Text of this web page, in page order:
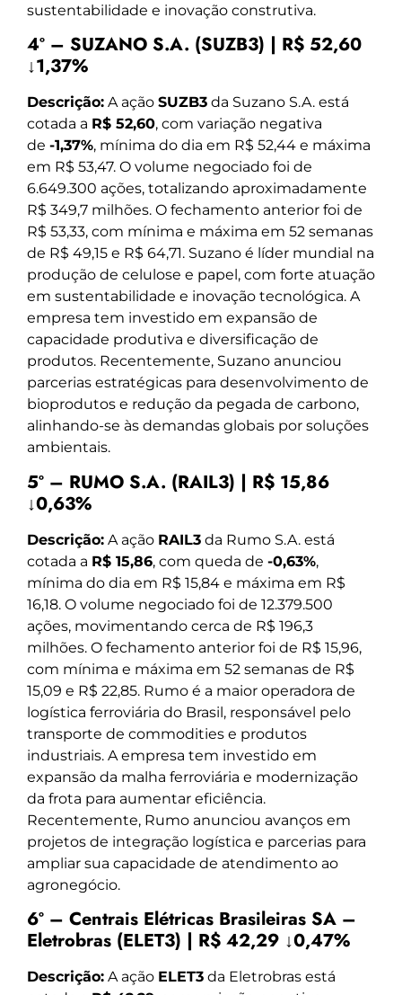
sustentabilidade e inovação construtiva.
4º – SUZANO S.A. (SUZB3) | R$ 52,60
↓1,37%
Descrição: A ação SUZB3 da Suzano S.A. está
cotada a R$ 52,60, com variação negativa
de -1,37%, mínima do dia em R$ 52,44 e máxima
em R$ 53,47. O volume negociado foi de
6.649.300 ações, totalizando aproximadamente
R$ 349,7 milhões. O fechamento anterior foi de
R$ 53,33, com mínima e máxima em 52 semanas
de R$ 49,15 e R$ 64,71. Suzano é líder mundial na
produção de celulose e papel, com forte atuação
em sustentabilidade e inovação tecnológica. A
empresa tem investido em expansão de
capacidade produtiva e diversificação de
produtos. Recentemente, Suzano anunciou
parcerias estratégicas para desenvolvimento de
bioprodutos e redução da pegada de carbono,
alinhando-se às demandas globais por soluções
ambientais.
5º – RUMO S.A. (RAIL3) | R$ 15,86
↓0,63%
Descrição: A ação RAIL3 da Rumo S.A. está
cotada a R$ 15,86, com queda de -0,63%,
mínima do dia em R$ 15,84 e máxima em R$
16,18. O volume negociado foi de 12.379.500
ações, movimentando cerca de R$ 196,3
milhões. O fechamento anterior foi de R$ 15,96,
com mínima e máxima em 52 semanas de R$
15,09 e R$ 22,85. Rumo é a maior operadora de
logística ferroviária do Brasil, responsável pelo
transporte de commodities e produtos
industriais. A empresa tem investido em
expansão da malha ferroviária e modernização
da frota para aumentar eficiência.
Recentemente, Rumo anunciou avanços em
projetos de integração logística e parcerias para
ampliar sua capacidade de atendimento ao
agronegócio.
6º – Centrais Elétricas Brasileiras SA –
Eletrobras (ELET3) | R$ 42,29 ↓0,47%
Descrição: A ação ELET3 da Eletrobras está